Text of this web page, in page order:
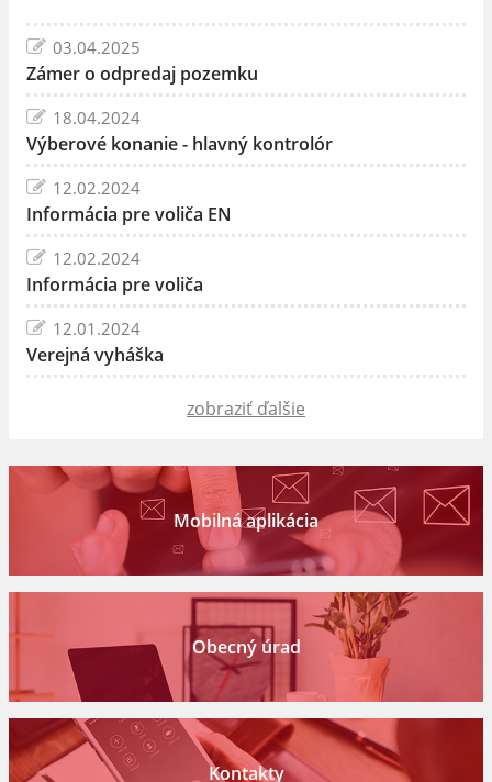
03.04.2025
Zámer o odpredaj pozemku
18.04.2024
Výberové konanie - hlavný kontrolór
12.02.2024
Informácia pre voliča EN
12.02.2024
Informácia pre voliča
12.01.2024
Verejná vyháška
zobraziť ďalšie
Mobilná aplikácia
Obecný úrad
Kontakty